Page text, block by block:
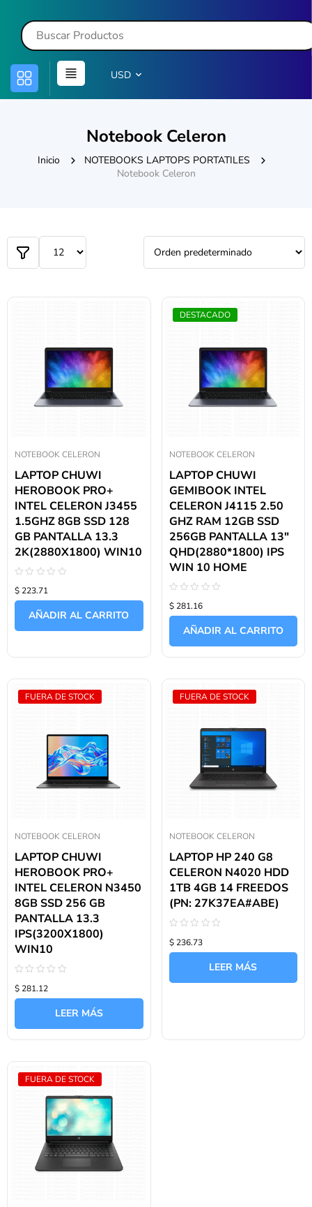
USD
Notebook Celeron
Inicio
NOTEBOOKS LAPTOPS PORTATILES
Notebook Celeron
NOTEBOOK CELERON
LAPTOP CHUWI
HEROBOOK PRO+
INTEL CELERON J3455
1.5GHZ 8GB SSD 128
GB PANTALLA 13.3
2K(2880X1800) WIN10
con
0
$ 223.71
AÑADIR AL CARRITO
DESTACADO
NOTEBOOK CELERON
LAPTOP CHUWI
GEMIBOOK INTEL
CELERON J4115 2.50
GHZ RAM 12GB SSD
256GB PANTALLA 13″
QHD(2880*1800) IPS
WIN 10 HOME
con
0
$ 281.16
AÑADIR AL CARRITO
FUERA DE STOCK
NOTEBOOK CELERON
LAPTOP CHUWI
HEROBOOK PRO+
INTEL CELERON N3450
8GB SSD 256 GB
PANTALLA 13.3
IPS(3200X1800)
WIN10
con
0
$ 281.12
LEER MÁS
FUERA DE STOCK
NOTEBOOK CELERON
LAPTOP HP 240 G8
CELERON N4020 HDD
1TB 4GB 14 FREEDOS
(PN: 27K37EA#ABE)
con
0
$ 236.73
LEER MÁS
FUERA DE STOCK